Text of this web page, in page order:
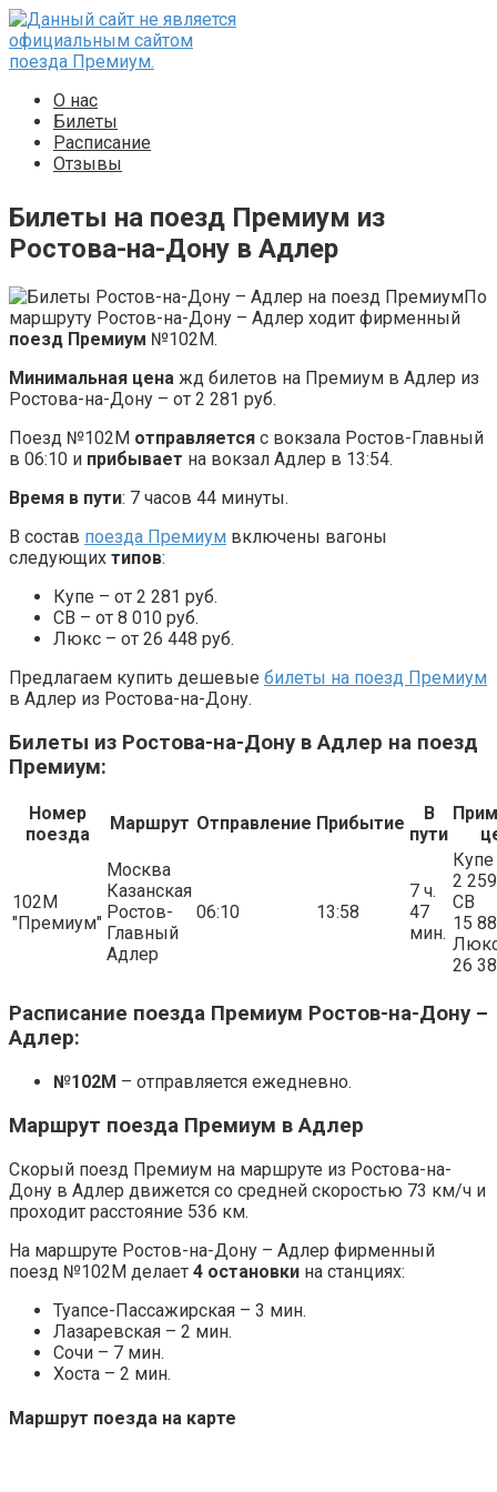
Перейти
к
контенту
О нас
Билеты
Расписание
Отзывы
Билеты на поезд Премиум из
Ростова-на-Дону в Адлер
По
маршруту Ростов-на-Дону – Адлер ходит фирменный
поезд Премиум №102М.
Минимальная цена жд билетов на Премиум в Адлер из
Ростова-на-Дону – от 2 281 руб.
Поезд №102М отправляется с вокзала Ростов-Главный
в 06:10 и прибывает на вокзал Адлер в 13:54.
Время в пути: 7 часов 44 минуты.
В состав поезда Премиум включены вагоны
следующих типов:
Купе – от 2 281 руб.
СВ – от 8 010 руб.
Люкс – от 26 448 руб.
Предлагаем купить дешевые билеты на поезд Премиум
в Адлер из Ростова-на-Дону.
Билеты из Ростова-на-Дону в Адлер на поезд
Премиум:
Номер
поезда
Маршрут Отправление Прибытие
В
пути
102М
"Премиум"
Москва
Казанская
Ростов-
Главный
Адлер
06:10 13:58
7 ч.
47
мин.
Купе
2 259
СВ
15
26
Расписание поезда Премиум Ростов-на-Дону –
Адлер:
№102М – отправляется ежедневно.
Маршрут поезда Премиум в Адлер
Скорый поезд Премиум на маршруте из Ростова-на-
Дону в Адлер движется со средней скоростью 73 км/ч и
проходит расстояние 536 км.
На маршруте Ростов-на-Дону – Адлер фирменный
поезд №102М делает 4 остановки на станциях:
Туапсе-Пассажирская – 3 мин.
Лазаревская – 2 мин.
Сочи – 7 мин.
Хоста – 2 мин.
Маршрут поезда на карте